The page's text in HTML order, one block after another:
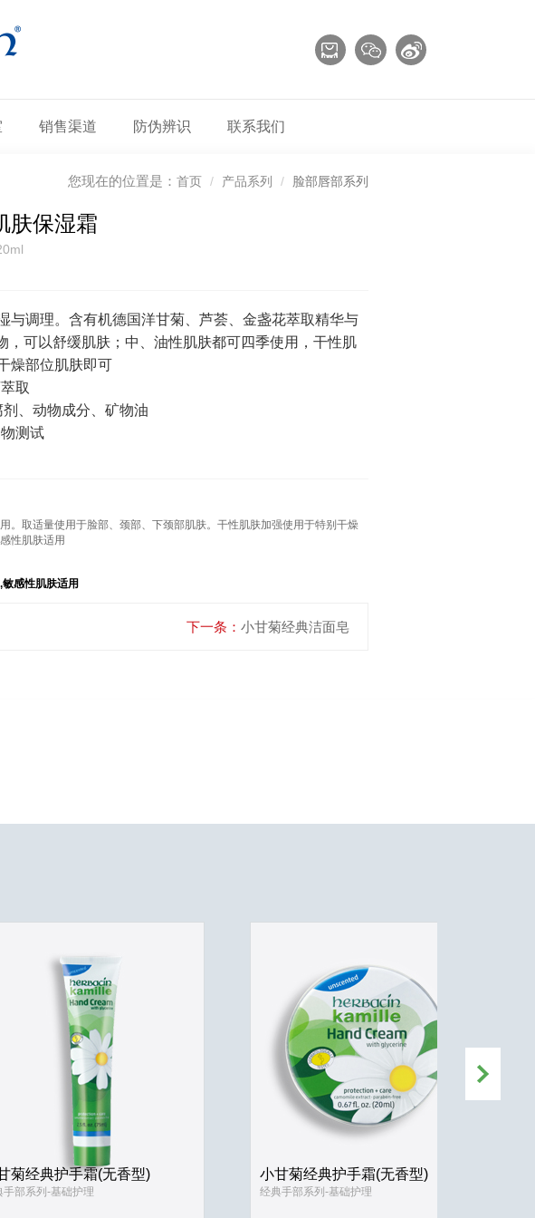
销售渠道 防伪辨识 联系我们
您现在的位置是：首页 产品系列 脸部唇部系列
肤保湿霜
与调理。含有机德国洋甘菊、芦荟、金盏花萃取精华与
，可以舒缓肌肤；中、油性肌肤都可四季使用，干性肌
燥部位肌肤即可
取
剂、动物成分、矿物油
测试
。取适量使用于脸部、颈部、下颈部肌肤。干性肌肤加强使用于特别干燥
性肌肤适用
感性肌肤适用
下一条：小甘菊经典洁面皂
菊经典护手霜(无香型)
手部系列-基础护理
小甘菊经典护手霜(无香型)
经典手部系列-基础护理